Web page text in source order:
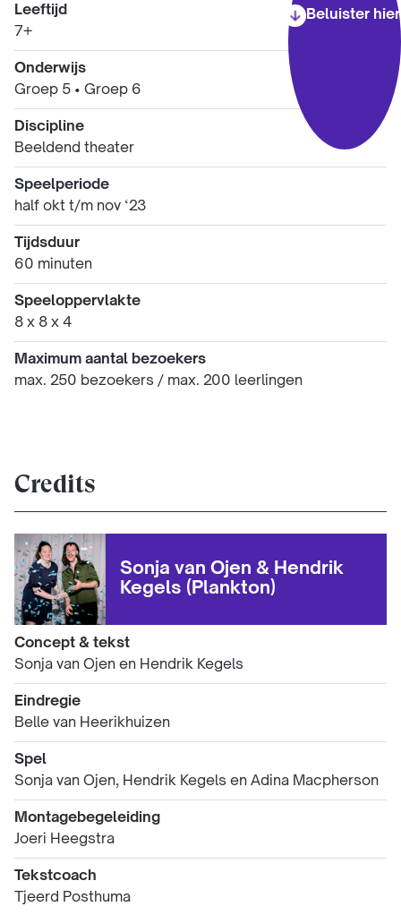
Leeftijd
7+
Onderwijs
Groep 5 • Groep 6
Discipline
Beeldend theater
Speelperiode
half okt t/m nov ‘23
Tijdsduur
60 minuten
Speeloppervlakte
8 x 8 x 4
Maximum aantal bezoekers
max. 250 bezoekers / max. 200 leerlingen
Credits
Sonja van Ojen & Hendrik
Kegels (Plankton)
Concept & tekst
Sonja van Ojen en Hendrik Kegels
Eindregie
Belle van Heerikhuizen
Spel
Sonja van Ojen, Hendrik Kegels en Adina Macpherson
Montagebegeleiding
Joeri Heegstra
Tekstcoach
Tjeerd Posthuma
Beluister hier